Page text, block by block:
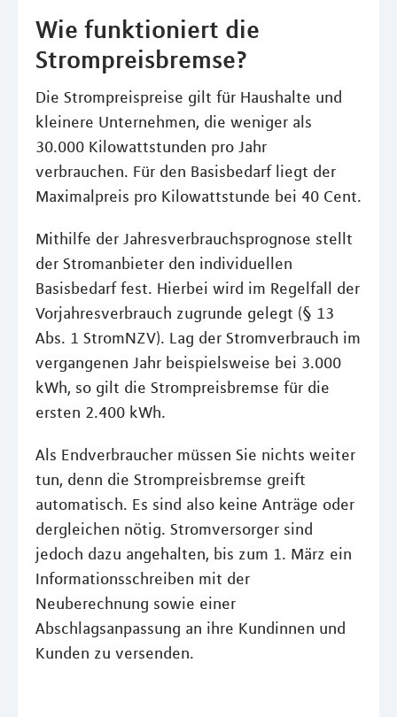
Wie funktioniert die
Strompreisbremse?
Die Strompreispreise gilt für Haushalte und
kleinere Unternehmen, die weniger als
30.000 Kilowattstunden pro Jahr
verbrauchen. Für den Basisbedarf liegt der
Maximalpreis pro Kilowattstunde bei 40 Cent.
Mithilfe der Jahresverbrauchsprognose stellt
der Stromanbieter den individuellen
Basisbedarf fest. Hierbei wird im Regelfall der
Vorjahresverbrauch zugrunde gelegt (§ 13
Abs. 1 StromNZV). Lag der Stromverbrauch im
vergangenen Jahr beispielsweise bei 3.000
kWh, so gilt die Strompreisbremse für die
ersten 2.400 kWh.
Als Endverbraucher müssen Sie nichts weiter
tun, denn die Strompreisbremse greift
automatisch. Es sind also keine Anträge oder
dergleichen nötig. Stromversorger sind
jedoch dazu angehalten, bis zum 1. März ein
Informationsschreiben mit der
Neuberechnung sowie einer
Abschlagsanpassung an ihre Kundinnen und
Kunden zu versenden.